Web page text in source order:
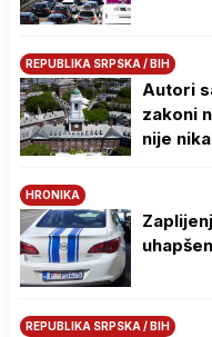
REPUBLIKA SRPSKA / BIH
Autori
zakoni
nije
HRONIKA
REPUBLIKA SRPSKA / BIH